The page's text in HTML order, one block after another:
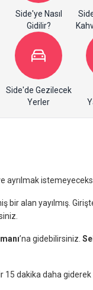
Side'ye Nasıl
Gidilir?
Side'de Gezilecek
Yerler
ayrılmak
alan yayılmış.
’na gidebilirsiniz.
15 dakika daha giderek